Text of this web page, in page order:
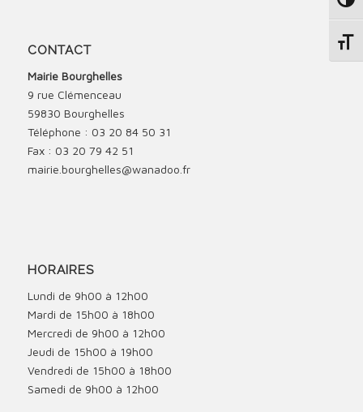
CONTACT
Mairie Bourghelles
9 rue Clémenceau
59830 Bourghelles
Téléphone : 03 20 84 50 31
Fax : 03 20 79 42 51
mairie.bourghelles@wanadoo.fr
HORAIRES
Lundi de 9h00 à 12h00
Mardi de 15h00 à 18h00
Mercredi de 9h00 à 12h00
Jeudi de 15h00 à 19h00
Vendredi de 15h00 à 18h00
Samedi de 9h00 à 12h00